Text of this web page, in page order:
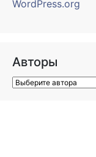
WordPress.org
Авторы